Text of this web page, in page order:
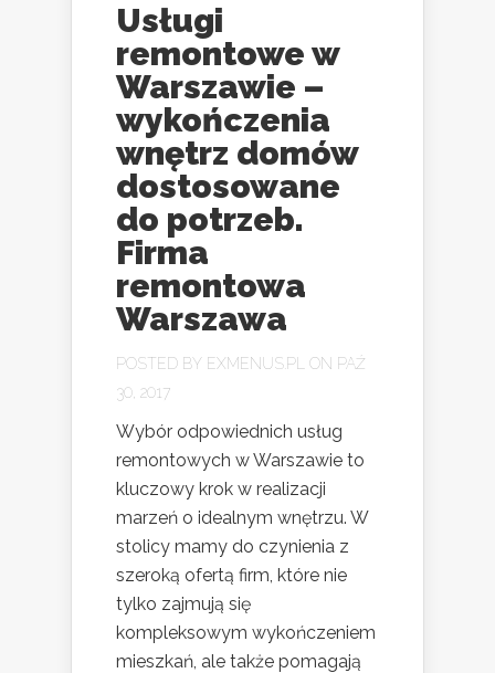
Usługi
remontowe w
Warszawie –
wykończenia
wnętrz domów
dostosowane
do potrzeb.
Firma
remontowa
Warszawa
POSTED BY EXMENUS.PL
ON PAŹ
30, 2017
Wybór odpowiednich usług
remontowych w Warszawie to
kluczowy krok w realizacji
marzeń o idealnym wnętrzu. W
stolicy mamy do czynienia z
szeroką ofertą firm, które nie
tylko zajmują się
kompleksowym wykończeniem
mieszkań, ale także pomagają